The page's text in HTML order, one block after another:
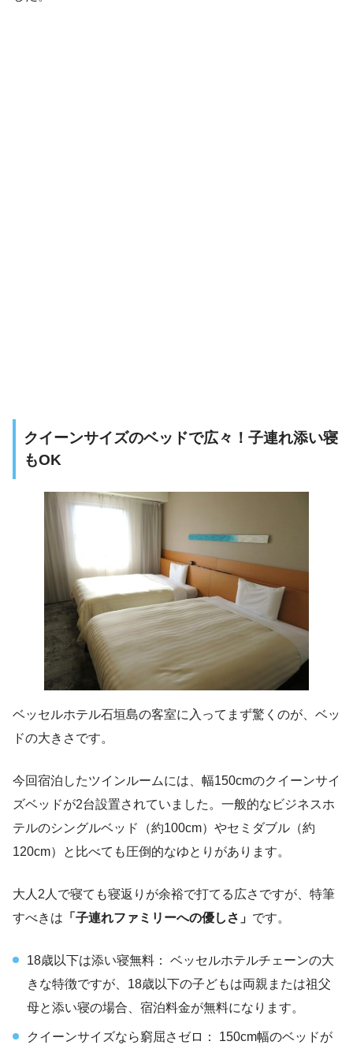
クイーンサイズのベッドで広々！子連れ添い寝
もOK
ベッセルホテル石垣島の客室に入ってまず驚くのが、ベッ
ドの大きさです。
今回宿泊したツインルームには、幅150cmのクイーンサイ
ズベッドが2台設置されていました。一般的なビジネスホ
テルのシングルベッド（約100cm）やセミダブル（約
120cm）と比べても圧倒的なゆとりがあります。
大人2人で寝ても寝返りが余裕で打てる広さですが、特筆
すべきは 「子連れファミリーへの優しさ」 です。
18歳以下は添い寝無料： ベッセルホテルチェーンの大
きな特徴ですが、18歳以下の子どもは両親または祖父
母と添い寝の場合、宿泊料金が無料になります。
クイーンサイズなら窮屈さゼロ： 150cm幅のベッドが